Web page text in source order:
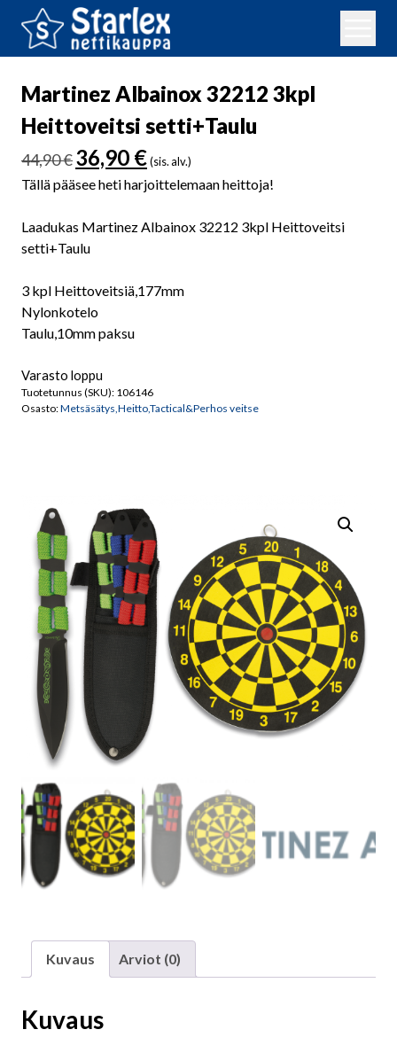
Martinez Albainox 32212 3kpl
Heittoveitsi setti+Taulu
44,90€ Alkuperäinen
hinta
oli:
36,90 €Nykyinen
hinta
on:
(sis. alv.)
Tällä pääsee heti harjoittelemaan heittoja!
Laadukas Martinez Albainox 32212 3kpl Heittoveitsi
setti+Taulu
3 kpl Heittoveitsiä,177mm
Nylonkotelo
Taulu,10mm paksu
Varasto loppu
Tuotetunnus (SKU): 106146
Osasto:Metsäsätys,Heitto,Tactical&Perhos veitse
Kuvaus Arviot (0)
Kuvaus